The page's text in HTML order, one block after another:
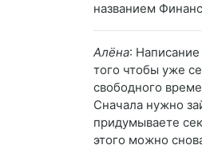
названием
Алёна: Написание
того чтобы уже
свободного
Сначала нужно
придумываете
этого можно